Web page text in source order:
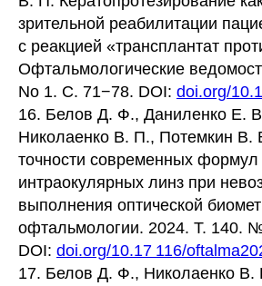
зрительной реабилитации
с реакцией «трансплантат
Офтальмологические
No 1. С. 71−78. DOI: doi.org/
16. Белов Д. Ф., Даниленко Е.
Николаенко В. П., Потемкин В.
точности современных формул
интраокулярных линз при
выполнения оптической
офтальмологии. 2024. Т. 140.
DOI: doi.org/10.17 116/
17. Белов Д. Ф., Николаенко В.